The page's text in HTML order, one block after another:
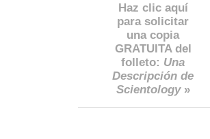
Haz clic aquí
para solicitar
una copia
GRATUITA del
folleto: Una
Descripción de
Scientology»